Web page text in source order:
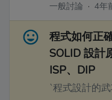
一般討論 · 4年
程式如何正
SOLID 設計
ISP、DIP
`程式設計的